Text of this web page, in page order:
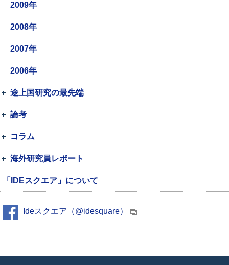
2009年
2008年
2007年
2006年
途上国研究の最先端
論考
コラム
海外研究員レポート
「IDEスクエア」について
Ideスクエア（@idesquare）